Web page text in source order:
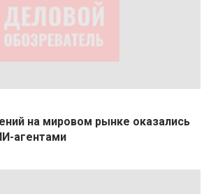
на мировом рынке оказались
агентами